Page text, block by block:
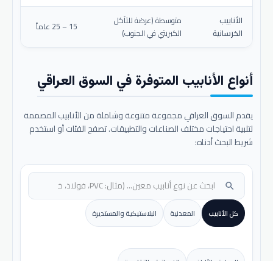
الأنابيب
الخرسانية
متوسطة (عرضة للتآكل
الكبريتي في الجنوب)
15 – 25 عاماً
أنواع الأنابيب المتوفرة في السوق العراقي
يقدم السوق العراقي مجموعة متنوعة وشاملة من الأنابيب المصممة
لتلبية احتياجات مختلف الصناعات والتطبيقات. تصفح الفئات أو استخدم
شريط البحث أدناه:
search
كل الأنابيب المعدنية البلاستيكية والمستديرة